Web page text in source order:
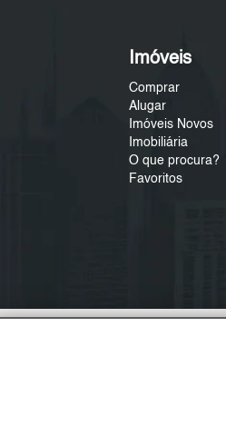
Imóveis
Comprar
Alugar
Imóveis Novos
Imobiliária
O que procura?
Favoritos